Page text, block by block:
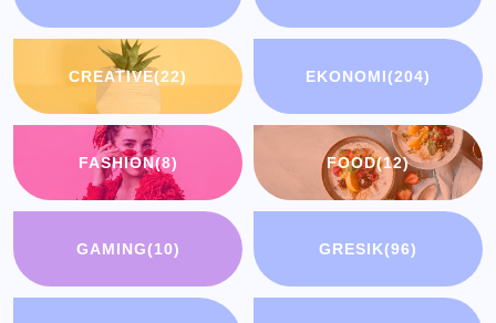
CREATIVE(22) EKONOMI(204)
FASHION(8) FOOD(12)
GAMING(10) GRESIK(96)